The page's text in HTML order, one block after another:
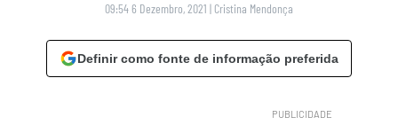
09:54 6 Dezembro, 2021 | Cristina Mendonça
Definir como fonte de informação preferida